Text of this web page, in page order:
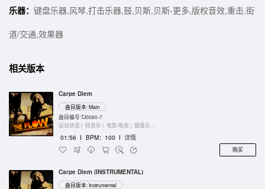
乐器： 键盘乐器,风琴,打击乐器,鼓,贝斯,贝斯-更多,版权音效,重击,街
道/交通,效果器
相关版本
Carpe Diem
曲目版本: Main
曲目编号:TJ0060-7
运动状态 | 轻音乐 | 电影/电视 | 键盘乐器
01:56 I BPM：100 I 详情
购买
Carpe Diem (INSTRUMENTAL)
曲目版本: Instrumental